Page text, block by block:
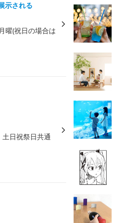
示される
曜(祝日の場合は
日祝祭日共通